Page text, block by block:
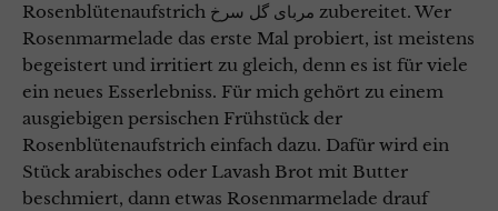
Rosenblütenaufstrich مربای گل سرخ zubereitet. Wer
Rosenmarmelade das erste Mal probiert, ist meistens
begeistert und irritiert zu gleich, denn es ist für viele
ein neues Esserlebniss. Für mich gehört zu einem
ausgiebigen persischen Frühstück der
Rosenblütenaufstrich einfach dazu. Dafür wird ein
Stück arabisches oder Lavash Brot mit Butter
beschmiert, dann etwas Rosenmarmelade drauf